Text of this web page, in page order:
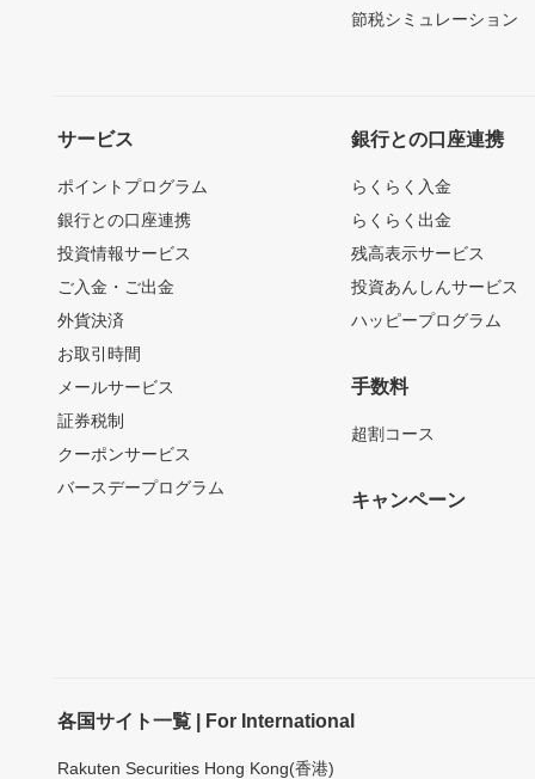
節税シミュレーション
サービス
ポイントプログラム
銀行との口座連携
投資情報サービス
ご入金・ご出金
外貨決済
お取引時間
メールサービス
証券税制
クーポンサービス
バースデープログラム
銀行との口座連携
らくらく入金
らくらく出金
残高表示サービス
投資あんしんサービス
ハッピープログラム
手数料
超割コース
キャンペーン
各国サイト一覧 | For International
Rakuten Securities Hong Kong(香港)